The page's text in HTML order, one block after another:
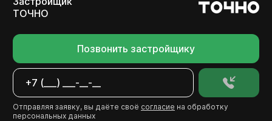
ТОЧНО
Позвонить застройщику
Отправляя заявку, вы даёте своё согласие на обработку
персональных данных